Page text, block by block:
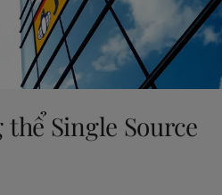
Single Source